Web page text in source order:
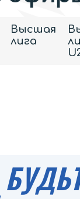
Высшая
лига